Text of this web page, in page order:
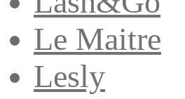
Le Maitre
Lesly